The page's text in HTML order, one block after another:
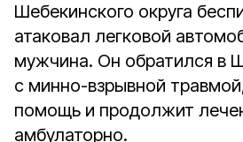
Шебекинского округа
атаковал легковой
мужчина. Он обратился в
с минно-взрывной
помощь и продолжит
амбулаторно.